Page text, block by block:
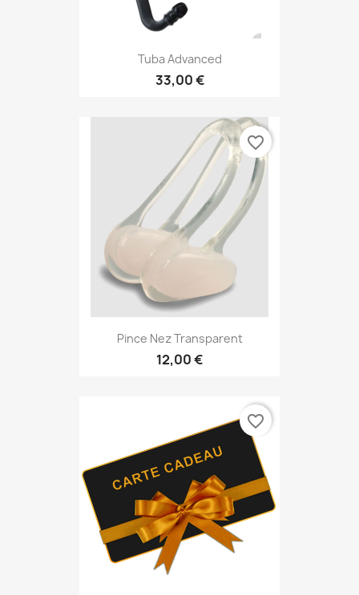
Tuba Advanced
33,00 €
Pince Nez Transparent
12,00 €
favorite_border
favorite_border